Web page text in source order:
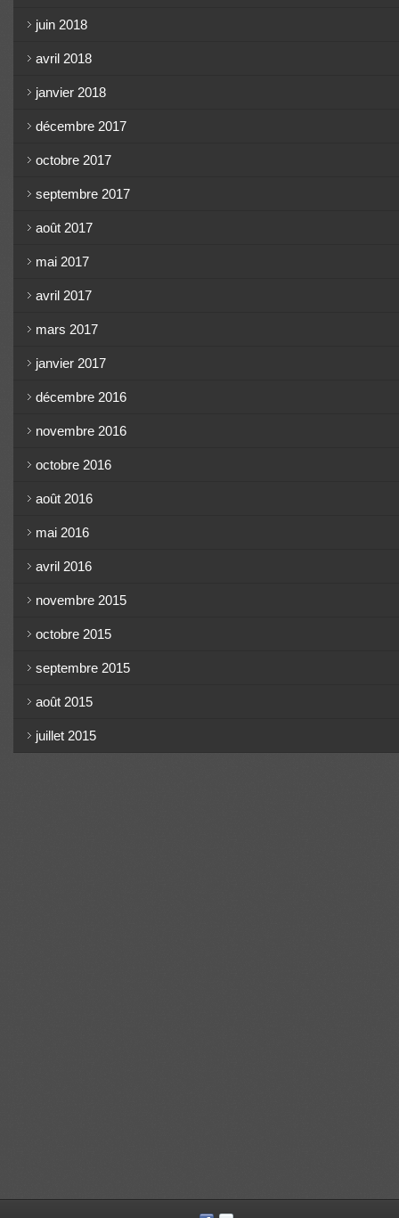
juin 2018
avril 2018
janvier 2018
décembre 2017
octobre 2017
septembre 2017
août 2017
mai 2017
avril 2017
mars 2017
janvier 2017
décembre 2016
novembre 2016
octobre 2016
août 2016
mai 2016
avril 2016
novembre 2015
octobre 2015
septembre 2015
août 2015
juillet 2015